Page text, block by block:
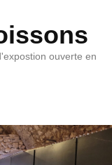
ouverte en